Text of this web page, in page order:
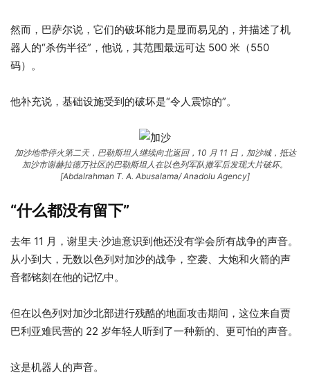
然而，巴萨尔说，它们的破坏能力是显而易见的，并描述了机
器人的“杀伤半径”，他说，其范围最远可达 500 米（550
码）。
他补充说，基础设施受到的破坏是“令人震惊的”。
加沙地带停火第二天，巴勒斯坦人继续向北返回，10 月 11 日，加沙城，抵达
加沙市谢赫拉德万社区的巴勒斯坦人在以色列军队撤军后发现大片破坏。
[Abdalrahman T. A. Abusalama/ Anadolu Agency]
“什么都没有留下”
去年 11 月，谢里夫·沙迪意识到他还没有学会所有战争的声音。
从小到大，无数以色列对加沙的战争，空袭、大炮和火箭的声
音都铭刻在他的记忆中。
但在以色列对加沙北部进行残酷的地面攻击期间，这位来自贾
巴利亚难民营的 22 岁年轻人听到了一种新的、更可怕的声音。
这是机器人的声音。